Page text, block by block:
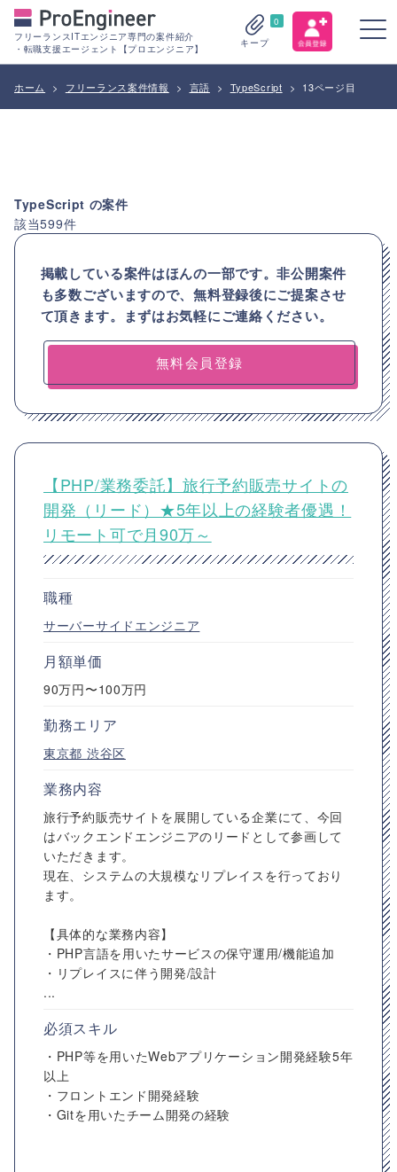
フリーランスITエンジニア専門の案件紹介
・転職支援エージェント【プロエンジニア】
0
キープ
ホーム > フリーランス案件情報 > 言語 > TypeScript > 13ページ目
TypeScript の案件
該当599件
掲載している案件はほんの一部です。非公開案件
も多数ございますので、無料登録後にご提案させ
て頂きます。まずはお気軽にご連絡ください。
無料会員登録
【PHP/業務委託】旅行予約販売サイトの
開発（リード）★5年以上の経験者優遇！
リモート可で月90万～
職種
サーバーサイドエンジニア
月額単価
90万円〜100万円
勤務エリア
東京都 渋谷区
業務内容
旅行予約販売サイトを展開している企業にて、今回
はバックエンドエンジニアのリードとして参画して
いただきます。
現在、システムの大規模なリプレイスを行っており
ます。
【具体的な業務内容】
・PHP言語を用いたサービスの保守運用/機能追加
・リプレイスに伴う開発/設計
...
必須スキル
・PHP等を用いたWebアプリケーション開発経験5年
以上
・フロントエンド開発経験
・Gitを用いたチーム開発の経験